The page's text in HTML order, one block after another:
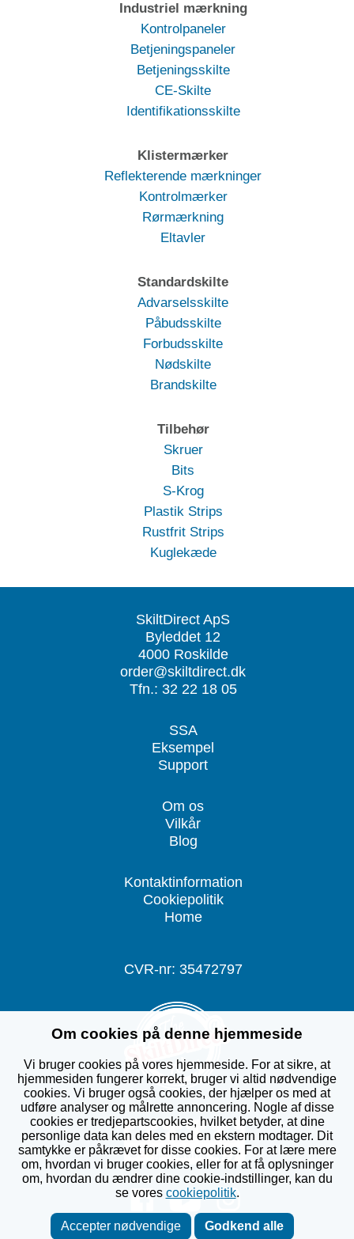
Industriel mærkning
Kontrolpaneler
Betjeningspaneler
Betjeningsskilte
CE-Skilte
Identifikationsskilte
Klistermærker
Reflekterende mærkninger
Kontrolmærker
Rørmærkning
Eltavler
Standardskilte
Advarselsskilte
Påbudsskilte
Forbudsskilte
Nødskilte
Brandskilte
Tilbehør
Skruer
Bits
S-Krog
Plastik Strips
Rustfrit Strips
Kuglekæde
SkiltDirect ApS
Byleddet 12
4000 Roskilde
order@skiltdirect.dk
Tfn.: 32 22 18 05
SSA
Eksempel
Support
Om os
Vilkår
Blog
Kontaktinformation
Cookiepolitik
Home
CVR-nr: 35472797
Om cookies på denne hjemmeside
Vi bruger cookies på vores hjemmeside. For at sikre, at
hjemmesiden fungerer korrekt, bruger vi altid nødvendige
cookies. Vi bruger også cookies, der hjælper os med at
udføre analyser og målrette annoncering. Nogle af disse
cookies er tredjepartscookies, hvilket betyder, at dine
personlige data kan deles med en ekstern modtager. Dit
samtykke er påkrævet for disse cookies. For at lære mere
om, hvordan vi bruger cookies, eller for at få oplysninger
om, hvordan du ændrer dine cookie-indstillinger, kan du
se vores cookiepolitik.